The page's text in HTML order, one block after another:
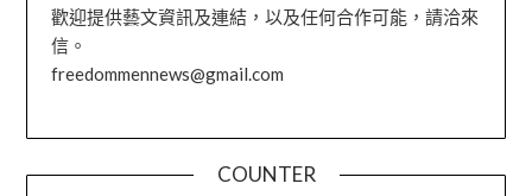
歡迎提供藝文資訊及連結，以及任何合作可能，請洽來
信。
freedommennews@gmail.com
COUNTER